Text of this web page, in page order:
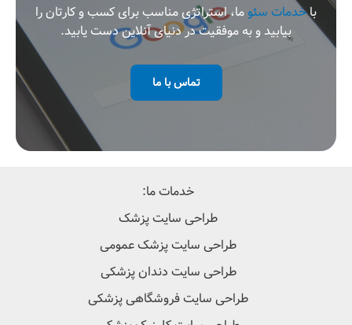
باخدمات سئوما، استراتژی مناسب برای کسب و کارتان را
بیابید و به موفقیت در دنیای آنلاین دست یابید.
تماس با ما
خدمات ما:
طراحی سایت پزشک
طراحی سایت پزشک عمومی
طراحی سایت دندان پزشکی
طراحی سایت فروشگاهی پزشکی